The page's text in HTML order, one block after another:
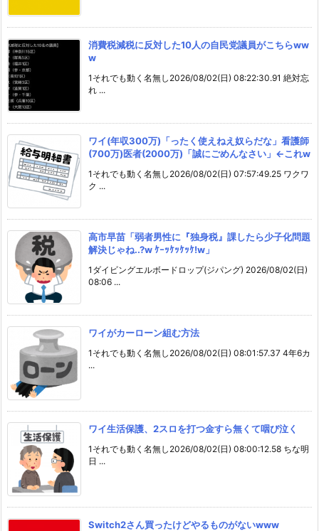
消費税減税に反対した10人の自民党議員がこちらww
w
1それでも動く名無し2026/08/02(日) 08:22:30.91 絶対忘
れ ...
ワイ(年収300万)「ったく使えねえ奴らだな」看護師
(700万)医者(2000万)「誠にごめんなさい」←これw
1それでも動く名無し2026/08/02(日) 07:57:49.25 ワクワ
ク ...
高市早苗「弱者男性に『独身税』課したら少子化問題
解決じゃね..?w ｹｰｯｹｯｹｯｹ!w」
1ダイビングエルボードロップ(ジパング) 2026/08/02(日)
08:06 ...
ワイがカーローン組む方法
1それでも動く名無し2026/08/02(日) 08:01:57.37 4年6カ
...
ワイ生活保護、2スロを打つ金すら無くて咽び泣く
1それでも動く名無し2026/08/02(日) 08:00:12.58 ちな明
日 ...
Switch2さん買ったけどやるものがないwww